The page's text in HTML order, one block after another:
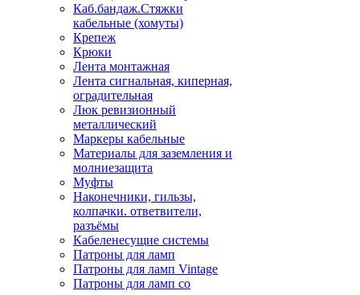
Каб.бандаж.Стяжки
кабельные (хомуты)
Крепеж
Крюки
Лента монтажная
Лента сигнальная, киперная,
оградительная
Люк ревизионный
металлический
Маркеры кабельные
Материалы для заземления и
молниезащита
Муфты
Наконечники, гильзы,
колпачки. ответвители,
разъёмы
Кабеленесущие системы
Патроны для ламп
Патроны для ламп Vintage
Патроны для ламп со